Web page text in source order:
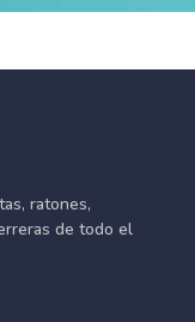
ratones,
de todo el